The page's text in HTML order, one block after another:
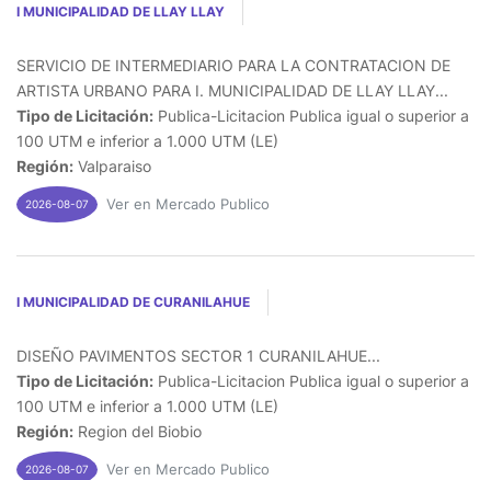
I MUNICIPALIDAD DE LLAY LLAY
SERVICIO DE INTERMEDIARIO PARA LA CONTRATACION DE
ARTISTA URBANO PARA I. MUNICIPALIDAD DE LLAY LLAY...
Tipo de Licitación: Publica-Licitacion Publica igual o superior a
100 UTM e inferior a 1.000 UTM (LE)
Región: Valparaiso
2026-08-07 Ver en Mercado Publico
I MUNICIPALIDAD DE CURANILAHUE
DISEÑO PAVIMENTOS SECTOR 1 CURANILAHUE...
Tipo de Licitación: Publica-Licitacion Publica igual o superior a
100 UTM e inferior a 1.000 UTM (LE)
Región: Region del Biobio
2026-08-07 Ver en Mercado Publico